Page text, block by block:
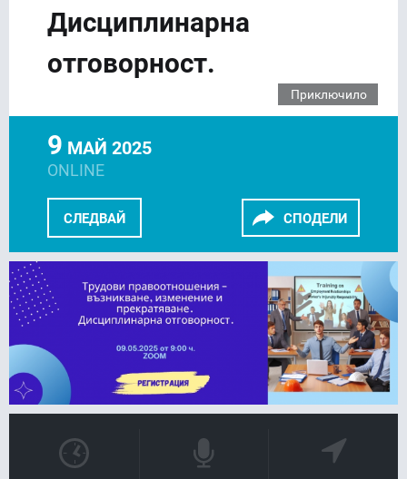
Дисциплинарна
отговорност.
Приключило
СЛЕДВАЙ СПОДЕЛИ
9 МАЙ 2025
ONLINE